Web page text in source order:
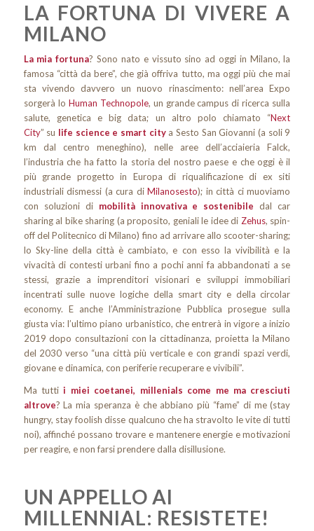
LA FORTUNA DI VIVERE A
MILANO
La mia fortuna? Sono nato e vissuto sino ad oggi in Milano, la
famosa “città da bere”, che già offriva tutto, ma oggi più che mai
sta vivendo davvero un nuovo rinascimento: nell’area Expo
sorgerà lo Human Technopole, un grande campus di ricerca sulla
salute, genetica e big data; un altro polo chiamato “Next
City” su life science e smart city a Sesto San Giovanni (a soli 9
km dal centro meneghino), nelle aree dell’acciaieria Falck,
l’industria che ha fatto la storia del nostro paese e che oggi è il
più grande progetto in Europa di riqualificazione di ex siti
industriali dismessi (a cura diMilanosesto); in città ci muoviamo
con soluzioni di mobilità innovativa e sostenibile dal car
sharing al bike sharing (a proposito, geniali le idee di Zehus, spin-
off del Politecnico di Milano) fino ad arrivare allo scooter-sharing;
lo Sky-line della città è cambiato, e con esso la vivibilità e la
vivacità di contesti urbani fino a pochi anni fa abbandonati a se
stessi, grazie a imprenditori visionari e sviluppi immobiliari
incentrati sulle nuove logiche della smart city e della circolar
economy. E anche l’Amministrazione Pubblica prosegue sulla
giusta via: l’ultimo piano urbanistico, che entrerà in vigore a inizio
2019 dopo consultazioni con la cittadinanza, proietta la Milano
del 2030 verso “una città più verticale e con grandi spazi verdi,
giovane e dinamica, con periferie recuperare e vivibili”.
Ma tuttii miei coetanei, millenials come me ma cresciuti
altrove? La mia speranza è che abbiano più “fame” di me (stay
hungry, stay foolish disse qualcuno che ha stravolto le vite di tutti
noi), affinché possano trovare e mantenere energie e motivazioni
per reagire, e non farsi prendere dalla disillusione.
UN APPELLO AI
MILLENNIAL: RESISTETE!